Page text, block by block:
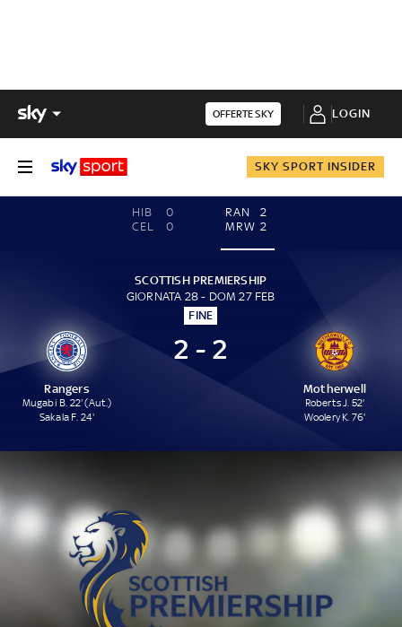
OFFERTE SKY LOGIN
SKY SPORT INSIDER
HIB
0
CEL
0
RAN
2
MRW 2
SCOTTISH PREMIERSHIP
GIORNATA 28 - DOM 27 FEB
FINE
Rangers
Mugabi B. 22' (Aut.)
Sakala F. 24'
2 - 2
Motherwell
Roberts J. 52'
Woolery K. 76'